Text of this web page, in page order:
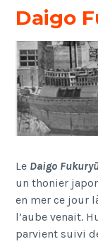
Daigo
Le Daigo
un thonier
en mer ce jour
l’aube venait.
parvient suivi